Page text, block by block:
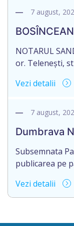
/doisprezece
șase/.
[…]
7 august,
NOTARUL
or. Telenești,
succesorale în
Eliberarea
Vezi detalii
7 august,
Dumbrava
Subsemnata
publicarea pe
deschiderea
conținut:
Vezi detalii